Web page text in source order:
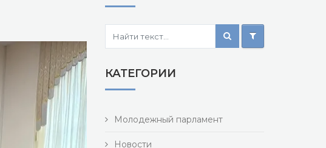
КАТЕГОРИИ
Молодежный парламент
Новости